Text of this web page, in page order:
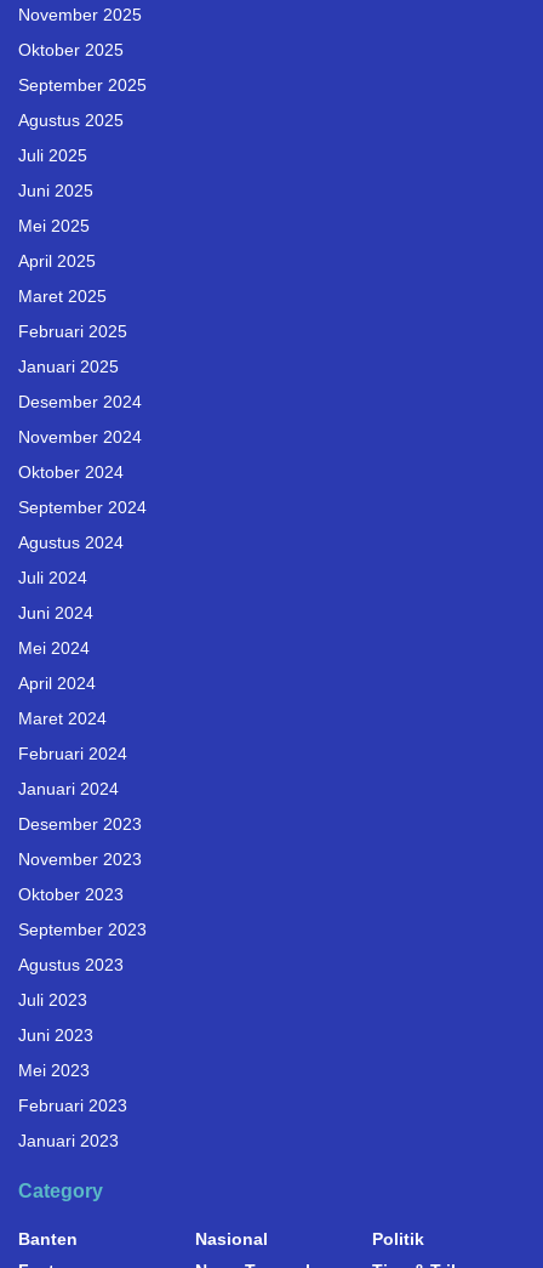
November 2025
Oktober 2025
September 2025
Agustus 2025
Juli 2025
Juni 2025
Mei 2025
April 2025
Maret 2025
Februari 2025
Januari 2025
Desember 2024
November 2024
Oktober 2024
September 2024
Agustus 2024
Juli 2024
Juni 2024
Mei 2024
April 2024
Maret 2024
Februari 2024
Januari 2024
Desember 2023
November 2023
Oktober 2023
September 2023
Agustus 2023
Juli 2023
Juni 2023
Mei 2023
Februari 2023
Januari 2023
Category
Banten
Nasional
Politik